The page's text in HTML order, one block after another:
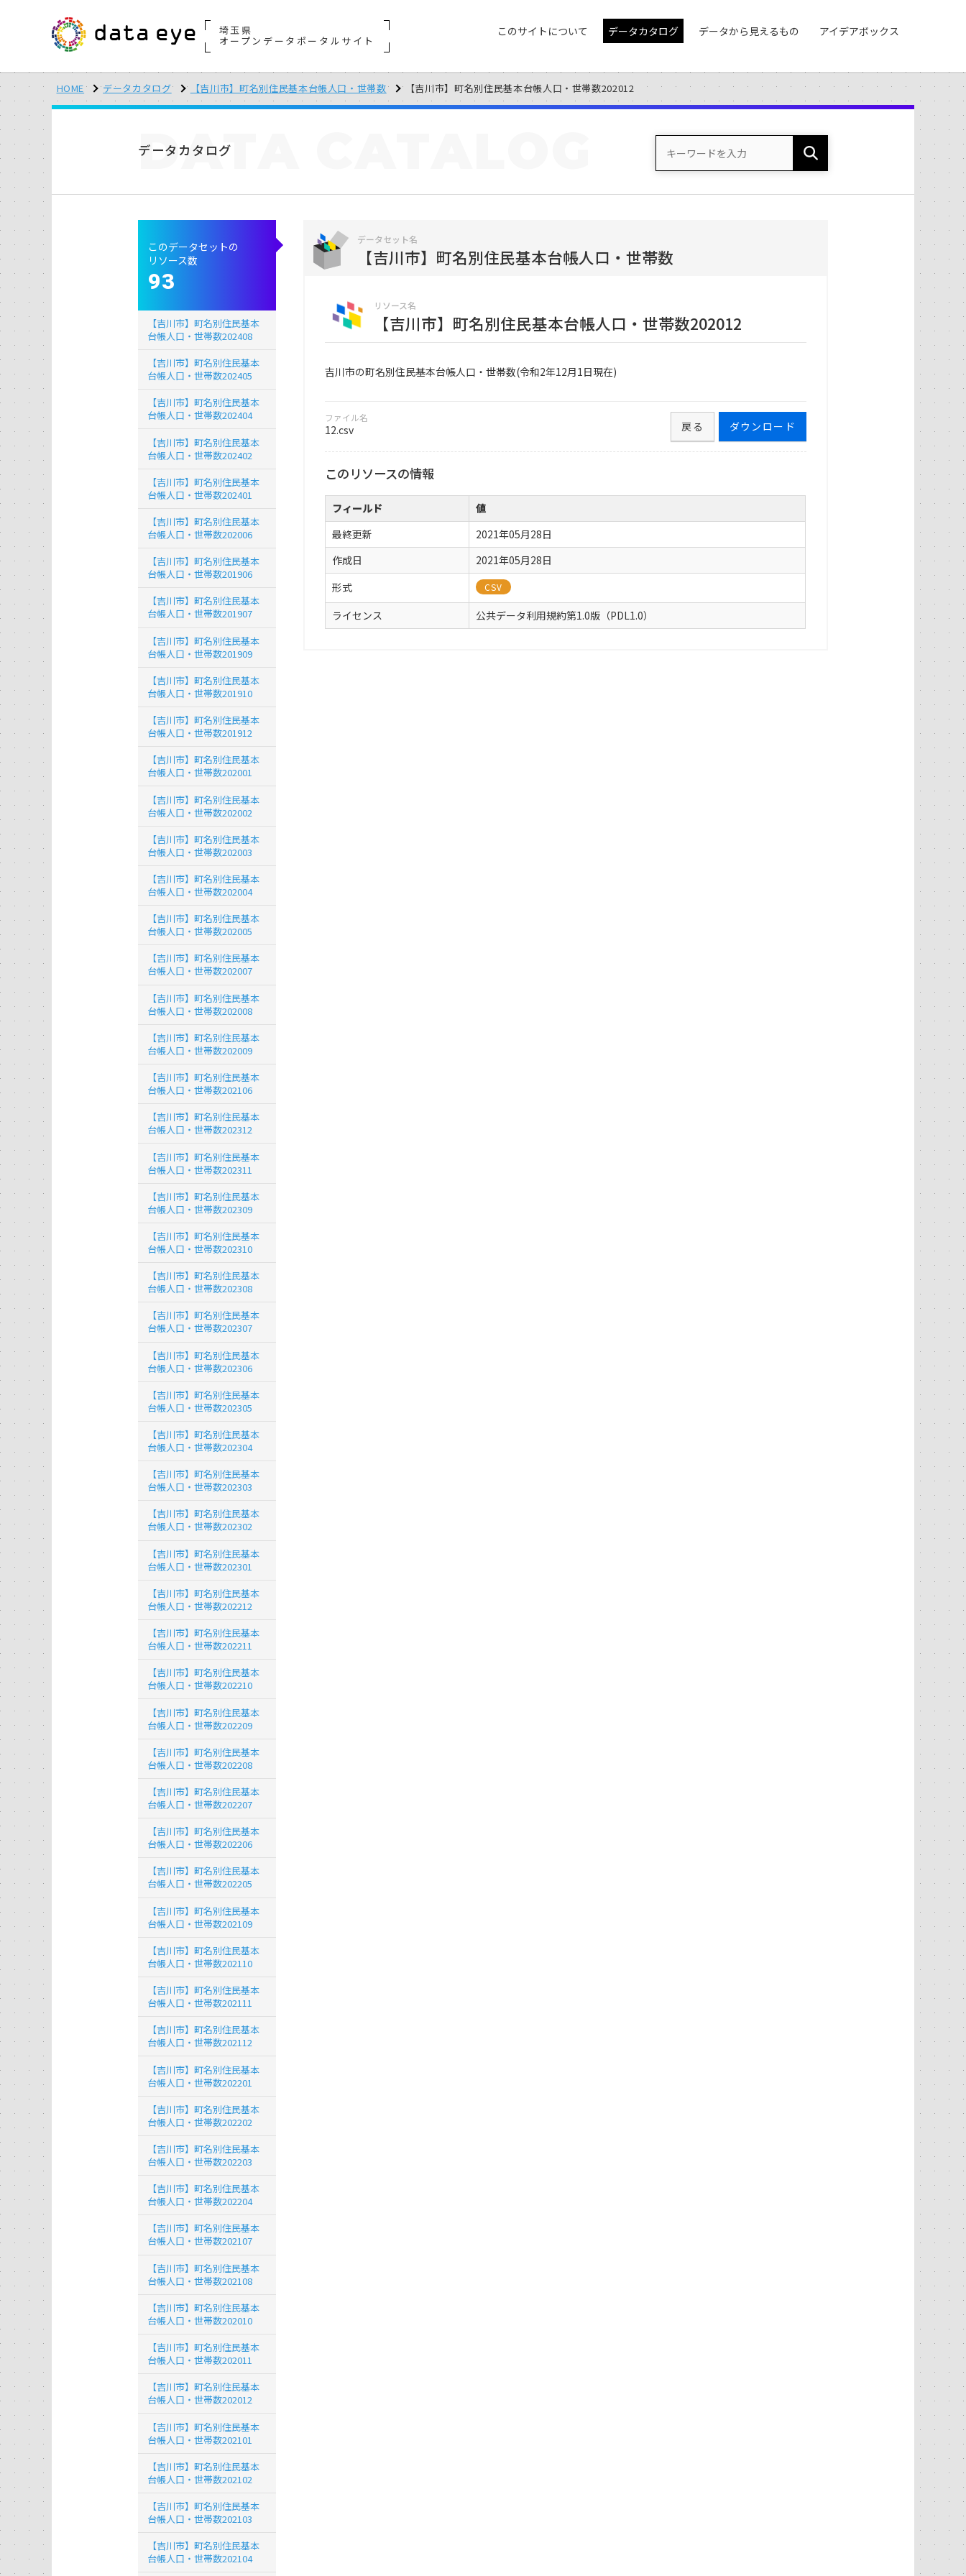
埼玉県
オープンデータポータルサイト
このサイトについて データカタログ データから見えるもの アイデアボックス
HOME データカタログ 【吉川市】町名別住民基本台帳人口・世帯数 【吉川市】町名別住民基本台帳人口・世帯数202012
データカタログ
DATA
データセット名
【吉川市】町名別住民基本台帳人口・世帯数
リソース名
【吉川市】町名別住民基本台帳人口・世帯数202012
吉川市の町名別住民基本台帳人口・世帯数(令和2年12月1日現在)
ファイル名
12.csv ダウンロード
戻る
このリソースの情報
フィールド
値
最終更新
2021年05月28日
作成日
2021年05月28日
形式
CSV
ライセンス 公共データ利用規約第1.0版（PDL1.0）
このデータセットの
リソース数
93
【吉川市】町名別住民基本
台帳人口・世帯数202408
【吉川市】町名別住民基本
台帳人口・世帯数202405
【吉川市】町名別住民基本
台帳人口・世帯数202404
【吉川市】町名別住民基本
台帳人口・世帯数202402
【吉川市】町名別住民基本
台帳人口・世帯数202401
【吉川市】町名別住民基本
台帳人口・世帯数202006
【吉川市】町名別住民基本
台帳人口・世帯数201906
【吉川市】町名別住民基本
台帳人口・世帯数201907
【吉川市】町名別住民基本
台帳人口・世帯数201909
【吉川市】町名別住民基本
台帳人口・世帯数201910
【吉川市】町名別住民基本
台帳人口・世帯数201912
【吉川市】町名別住民基本
台帳人口・世帯数202001
【吉川市】町名別住民基本
台帳人口・世帯数202002
【吉川市】町名別住民基本
台帳人口・世帯数202003
【吉川市】町名別住民基本
台帳人口・世帯数202004
【吉川市】町名別住民基本
台帳人口・世帯数202005
【吉川市】町名別住民基本
台帳人口・世帯数202007
【吉川市】町名別住民基本
台帳人口・世帯数202008
【吉川市】町名別住民基本
台帳人口・世帯数202009
【吉川市】町名別住民基本
台帳人口・世帯数202106
【吉川市】町名別住民基本
台帳人口・世帯数202312
【吉川市】町名別住民基本
台帳人口・世帯数202311
【吉川市】町名別住民基本
台帳人口・世帯数202309
【吉川市】町名別住民基本
台帳人口・世帯数202310
【吉川市】町名別住民基本
台帳人口・世帯数202308
【吉川市】町名別住民基本
台帳人口・世帯数202307
【吉川市】町名別住民基本
台帳人口・世帯数202306
【吉川市】町名別住民基本
台帳人口・世帯数202305
【吉川市】町名別住民基本
台帳人口・世帯数202304
【吉川市】町名別住民基本
台帳人口・世帯数202303
【吉川市】町名別住民基本
台帳人口・世帯数202302
【吉川市】町名別住民基本
台帳人口・世帯数202301
【吉川市】町名別住民基本
台帳人口・世帯数202212
【吉川市】町名別住民基本
台帳人口・世帯数202211
【吉川市】町名別住民基本
台帳人口・世帯数202210
【吉川市】町名別住民基本
台帳人口・世帯数202209
【吉川市】町名別住民基本
台帳人口・世帯数202208
【吉川市】町名別住民基本
台帳人口・世帯数202207
【吉川市】町名別住民基本
台帳人口・世帯数202206
【吉川市】町名別住民基本
台帳人口・世帯数202205
【吉川市】町名別住民基本
台帳人口・世帯数202109
【吉川市】町名別住民基本
台帳人口・世帯数202110
【吉川市】町名別住民基本
台帳人口・世帯数202111
【吉川市】町名別住民基本
台帳人口・世帯数202112
【吉川市】町名別住民基本
台帳人口・世帯数202201
【吉川市】町名別住民基本
台帳人口・世帯数202202
【吉川市】町名別住民基本
台帳人口・世帯数202203
【吉川市】町名別住民基本
台帳人口・世帯数202204
【吉川市】町名別住民基本
台帳人口・世帯数202107
【吉川市】町名別住民基本
台帳人口・世帯数202108
【吉川市】町名別住民基本
台帳人口・世帯数202010
【吉川市】町名別住民基本
台帳人口・世帯数202011
【吉川市】町名別住民基本
台帳人口・世帯数202012
【吉川市】町名別住民基本
台帳人口・世帯数202101
【吉川市】町名別住民基本
台帳人口・世帯数202102
【吉川市】町名別住民基本
台帳人口・世帯数202103
【吉川市】町名別住民基本
台帳人口・世帯数202104